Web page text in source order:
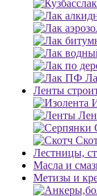
Ленты
Лестницы,
Масла и
Метизы и